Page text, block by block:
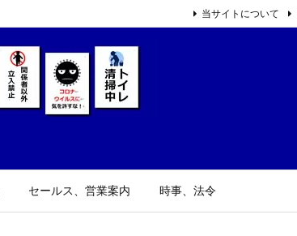
セールス、営業案内 時事、法令
当サイトについて